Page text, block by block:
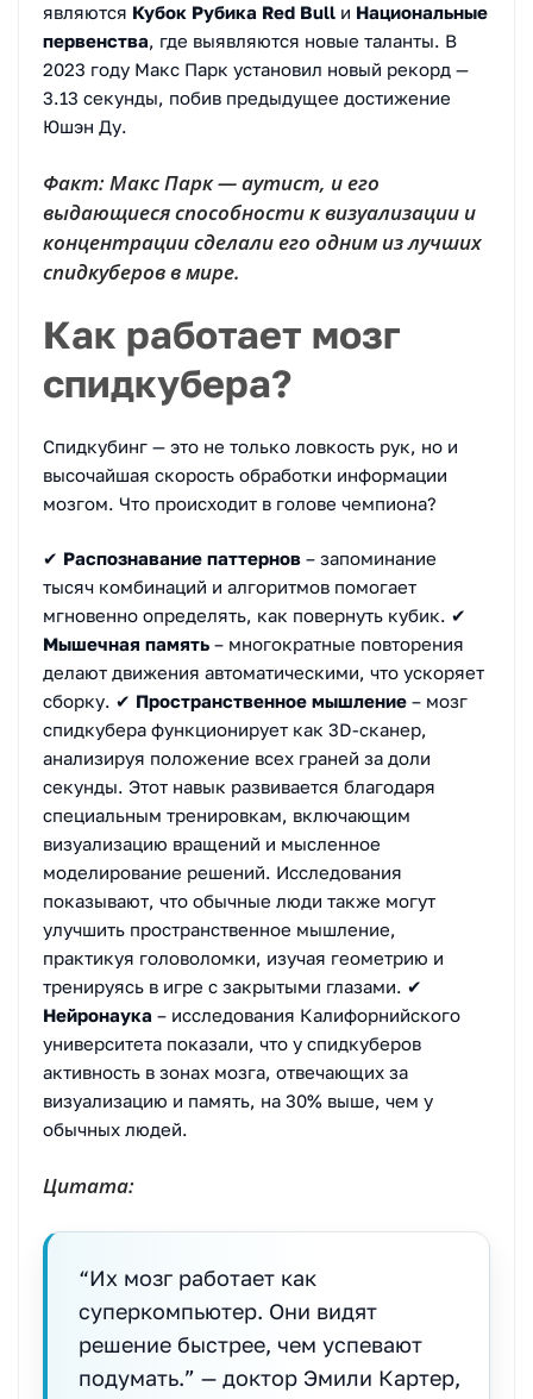
являются Кубок Рубика Red Bull и Национальные
первенства, где выявляются новые таланты. В
2023 году Макс Парк установил новый рекорд —
3.13 секунды, побив предыдущее достижение
Юшэн Ду.
Факт: Макс Парк — аутист, и его
выдающиеся способности к визуализации и
концентрации сделали его одним из лучших
спидкуберов в мире.
Как работает мозг
спидкубера?
Спидкубинг — это не только ловкость рук, но и
высочайшая скорость обработки информации
мозгом. Что происходит в голове чемпиона?
✔ Распознавание паттернов – запоминание
тысяч комбинаций и алгоритмов помогает
мгновенно определять, как повернуть кубик. ✔
Мышечная память – многократные повторения
делают движения автоматическими, что ускоряет
сборку. ✔ Пространственное мышление – мозг
спидкубера функционирует как 3D-сканер,
анализируя положение всех граней за доли
секунды. Этот навык развивается благодаря
специальным тренировкам, включающим
визуализацию вращений и мысленное
моделирование решений. Исследования
показывают, что обычные люди также могут
улучшить пространственное мышление,
практикуя головоломки, изучая геометрию и
тренируясь в игре с закрытыми глазами. ✔
Нейронаука – исследования Калифорнийского
университета показали, что у спидкуберов
активность в зонах мозга, отвечающих за
визуализацию и память, на 30% выше, чем у
обычных людей.
Цитата:
“Их мозг работает как
суперкомпьютер. Они видят
решение быстрее, чем успевают
подумать.” — доктор Эмили Картер,